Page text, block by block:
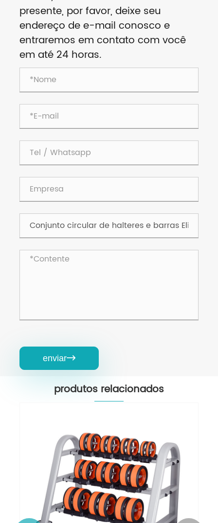
presente, por favor, deixe seu
endereço de e-mail conosco e
entraremos em contato com você
em até 24 horas.
enviar
produtos relacionados
Conjunto circular de halteres e barras
Pro 530
Veja mais >>